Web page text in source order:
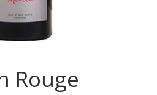
Rouge